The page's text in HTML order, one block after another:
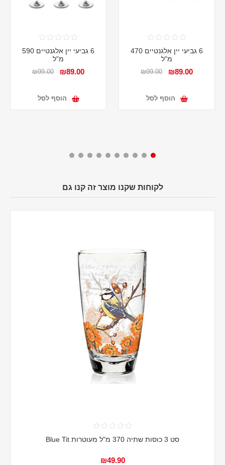
6 גביעי יין אלגנטיים 470
מ"ל
₪89.00
₪99.00
הוסף לסל
6 גביעי יין אלגנטיים 590
מ"ל
₪89.00
₪99.00
הוסף לסל
לקוחות שקנו מוצר זה קנו גם
סט 3 כוסות שתיה 370 מ"ל מעוטרות Blue Tit
₪49.90